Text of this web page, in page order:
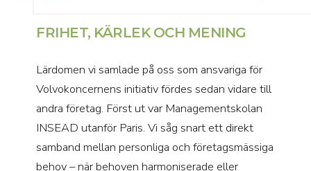
FRIHET, KÄRLEK OCH MENING
Lärdomen vi samlade på oss som ansvariga för
Volvokoncernens initiativ fördes sedan vidare till
andra företag. Först ut var Managementskolan
INSEAD utanför Paris. Vi såg snart ett direkt
samband mellan personliga och företagsmässiga
behov – när behoven harmoniserade eller